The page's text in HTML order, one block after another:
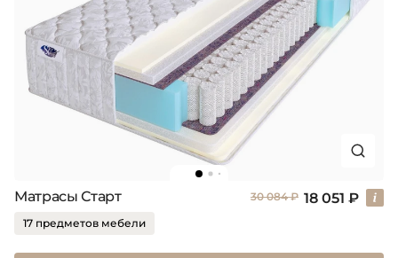
Матрасы Старт 30 084 ₽ 18 051 ₽
17 предметов мебели